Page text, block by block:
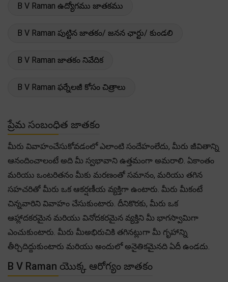
B V Raman ఉద్యోగము జాతకము
B V Raman పుట్టిన జాతకం/ జనన ఛార్టు/ కుండలి
B V Raman జాతకం నివేదిక
B V Raman ఫర్నేలజీ కోసం చిత్రాలు
ప్రేమ సంబంధిత జాతకం
మీరు వివాహంచేసుకోవడంలో ఎలాంటి సందేహంలేదు, మీరు జీవితాన్ని
ఆనందించాలంటే అది మీ స్వభావాని ఉత్తమంగా అమరాలి. ఏకాంతం
మరియు ఒంటరితనం మీకు మరణంతో సమానం, మరియు తగిన
సహచరితో మీరు ఒక ఆకర్షణీయ వ్యక్తిగా ఉంటారు. మీరు మీకంటే
చిన్నవారిని వివాహం చేసుకుంటారు. దీనికొరకు, మీరు ఒక
ఆహ్లాదకరమైన మరియు వినోదకరమైన వ్యక్తిని మీ భాగస్వామిగా
ఎంచుకుంటారు. మీరు మీఅభిరుచికి తగినట్లుగా మీ గృహాన్ని
తీర్చిదిద్దుకుంటారు మరియు అందులో అనైతికమైనది ఏదీ ఉండదు.
B V Raman యొక్క ఆరోగ్యం జాతకం